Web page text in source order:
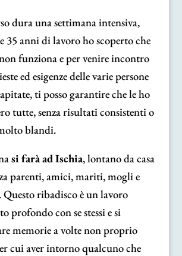
dura una settimana intensiva,
35 anni di lavoro ho scoperto che
funziona e per venire incontro
ed esigenze delle varie persone
ti posso garantire che le ho
tutte, senza risultati consistenti o
blandi.
si farà ad Ischia, lontano da casa
parenti, amici, mariti, mogli e
ribadisco è un lavoro
profondo con se stessi e si
memorie a volte non proprio
cui aver intorno qualcuno che